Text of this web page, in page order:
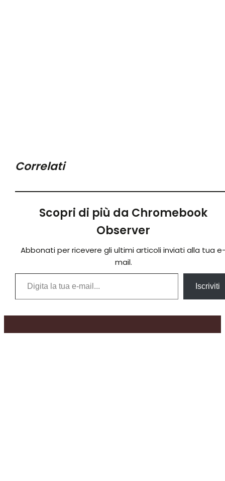
Correlati
Scopri di più da Chromebook
Observer
Abbonati per ricevere gli ultimi articoli inviati alla tua
mail.
Digita la tua e-mail...
Iscriviti